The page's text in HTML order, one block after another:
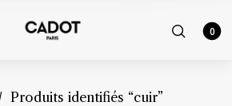
0
Produits identifiés “cuir”